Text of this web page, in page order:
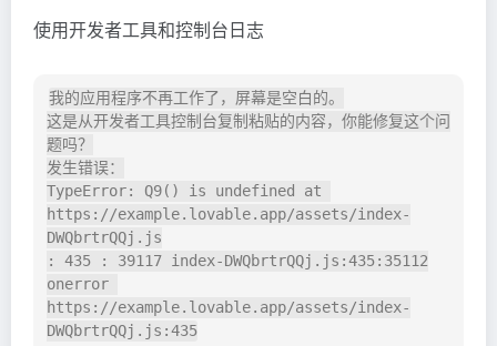
使用开发者工具和控制台日志
我的应用程序不再工作了，屏幕是空白的。
这是从开发者工具控制台复制粘贴的内容，你能修复这个问
题吗？
发生错误：
TypeError: Q9() is undefined at
https://example.lovable.app/assets/index-
DWQbrtrQQj.js
: 435 : 39117 index-DWQbrtrQQj.js:435:35112
onerror
https://example.lovable.app/assets/index-